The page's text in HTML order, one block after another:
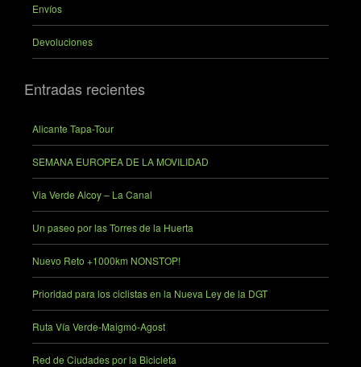
Envíos
Devoluciones
Entradas recientes
Alicante Tapa-Tour
SEMANA EUROPEA DE LA MOVILIDAD
Via Verde Alcoy – La Canal
Un paseo por las Torres de la Huerta
Nuevo Reto +1000km NONSTOP!
Prioridad para los ciclistas en la Nueva Ley de la DGT
Ruta Vía Verde-Maigmó-Agost
Red de Ciudades por la Bicicleta